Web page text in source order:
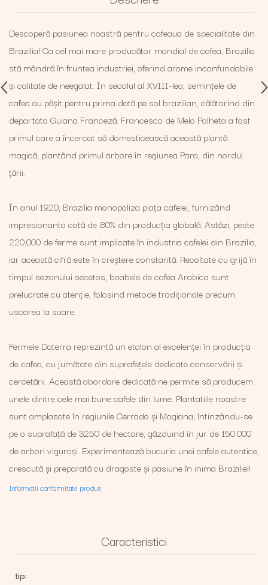
Descoperă pasiunea noastră pentru cafeaua de specialitate din
Brazilia! Ca cel mai mare producător mondial de cafea, Brazilia
stă mândră în fruntea industriei, oferind arome inconfundabile
și calitate de neegalat. În secolul al XVIII-lea, semințele de
cafea au pășit pentru prima dată pe sol brazilian, călătorind din
departata Guiana Franceză. Francesco de Melo Palheta a fost
primul care a încercat să domesticească această plantă
magică, plantând primul arbore în regiunea Para, din nordul
țării.
În anul 1920, Brazilia monopoliza piața cafelei, furnizând
impresionanta cotă de 80% din producția globală. Astăzi, peste
220.000 de ferme sunt implicate în industria cafelei din Brazilia,
iar această cifră este în creștere constantă. Recoltate cu grijă în
timpul sezonului secetos, boabele de cafea Arabica sunt
prelucrate cu atenție, folosind metode tradiționale precum
uscarea la soare.
Fermele Daterra reprezintă un etalon al excelenței în producția
de cafea, cu jumătate din suprafețele dedicate conservării și
cercetării. Această abordare dedicată ne permite să producem
unele dintre cele mai bune cafele din lume. Plantatiile noastre
sunt amplasate în regiunile Cerrado și Mogiana, întinzându-se
pe o suprafață de 3250 de hectare, găzduind în jur de 150.000
de arbori viguroși. Experimentează bucuria unei cafele autentice,
crescută și preparată cu dragoste și pasiune în inima Braziliei!
Informatii conformitate produs
Caracteristici
tip: